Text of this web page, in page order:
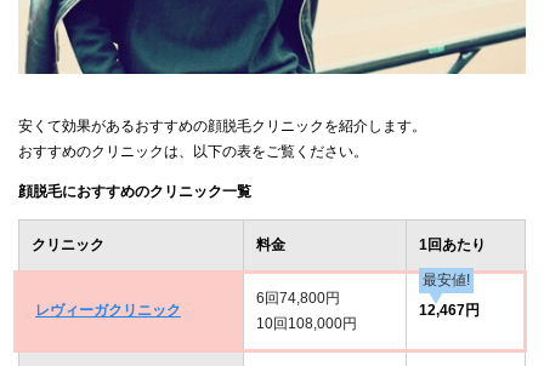
安くて効果があるおすすめの顔脱毛クリニックを紹介します。
おすすめのクリニックは、以下の表をご覧ください。
顔脱毛におすすめのクリニック一覧
クリニック 料金 1回あたり
レヴィーガクリニック
6回74,800円
10回108,000円
最安値!
12,467円